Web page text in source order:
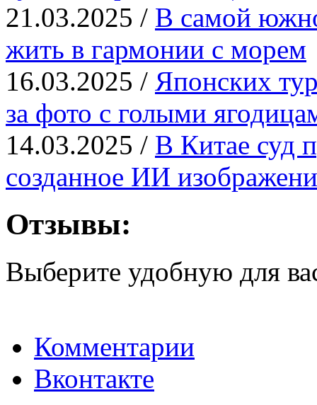
21.03.2025 / В самой
жить в гармонии с морем
16.03.2025 / Японских
за фото с голыми
14.03.2025 / В Китае суд
созданное ИИ
Отзывы:
Выберите удобную для
Комментарии
Вконтакте